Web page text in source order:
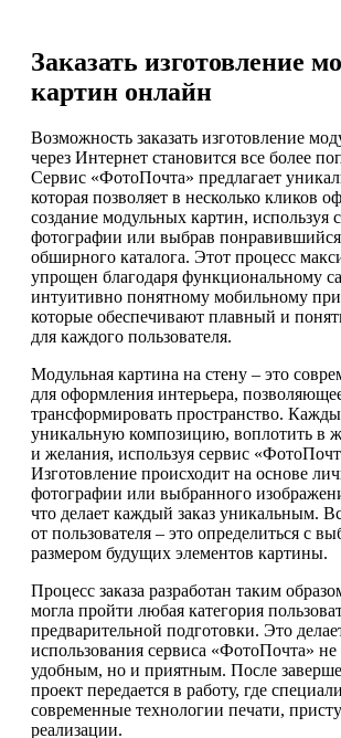
Заказать изготовление
картин онлайн
Возможность заказать изготовление
через Интернет становится все более
Сервис «ФотоПочта» предлагает
которая позволяет в несколько кликов
создание модульных картин, используя
фотографии или выбрав понравившийся
обширного каталога. Этот процесс
упрощен благодаря функциональному
интуитивно понятному мобильному
которые обеспечивают плавный и
для каждого пользователя.
Модульная картина на стену – это
для оформления интерьера,
трансформировать пространство.
уникальную композицию, воплотить в
и желания, используя сервис
Изготовление происходит на основе
фотографии или выбранного
что делает каждый заказ уникальным.
от пользователя – это определиться с
размером будущих элементов картины.
Процесс заказа разработан таким
могла пройти любая категория
предварительной подготовки. Это
использования сервиса «ФотоПочта» не
удобным, но и приятным. После
проект передается в работу, где
современные технологии печати,
реализации.